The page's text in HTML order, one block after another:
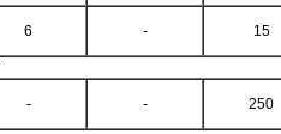
6 - 15
- - 250